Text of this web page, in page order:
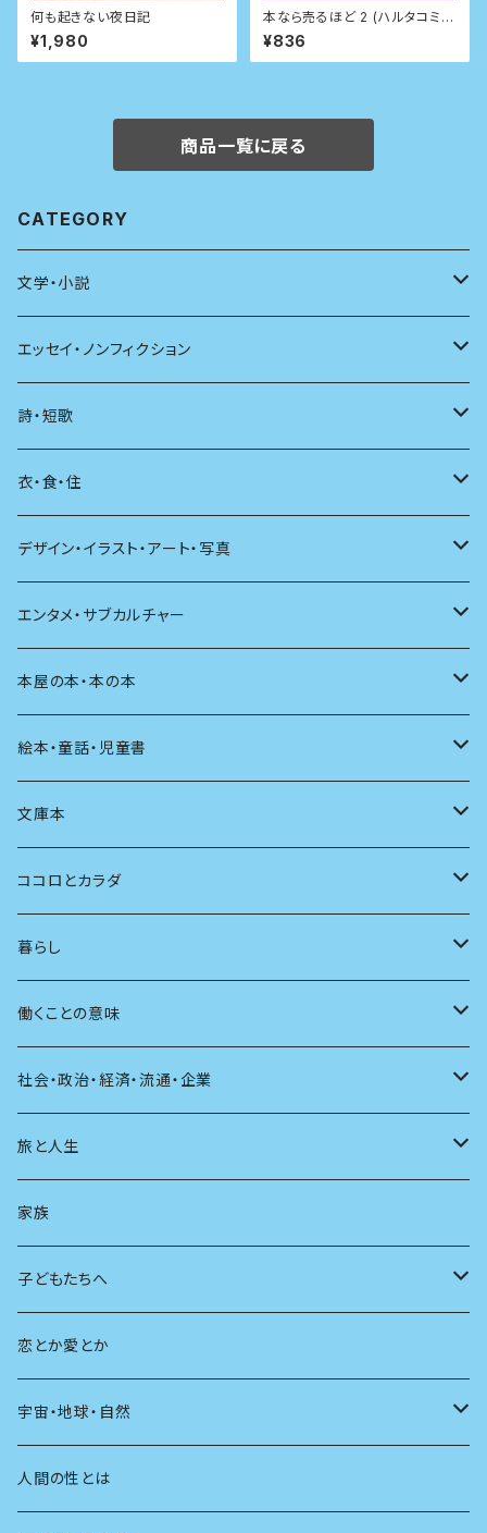
何も起きない夜日記
¥1,980
本なら売るほど 2 (ハルタコミッ
クス)
¥836
商品一覧に戻る
CATEGORY
文学・小説
日本
海外
日本語
文学理論
評論
文章術
エッセイ・ノンフィクション
エッセイ
日記
ノンフィクション
その他
評論
言葉
言語
批評
アンソロジー
自伝・伝記
詩・短歌
詩
短歌
その他
衣・食・住
着る
食べる
料理
発酵・麹
住う
その他
デザイン・イラスト・アート・写真
デザイン
イラスト
アート
写真
その他
インテリア
ファッション
建築
スポーツ
AIと社会
広告
エンタメ・サブカルチャー
映画
音楽
マンガ
テレビ
ラジオ
マガジン
その他
アニメ
日本の芸能
本屋の本・本の本
本屋さんの本
本の本
読書
絵本・童話・児童書
小さいお子さん向け
自分で読めるようになったら
大人も楽しい絵本
海外絵本
童話
その他
文庫本
男性作家
女性作家
その他
ココロとカラダ
フェミニズム
カウンセリング
人間関係
健康
暮らし
料理
育児
日常生活
学ぶ楽しみ
働くことの意味
仕事のヒント
社会・政治・経済・流通・企業
過去
現在
未来
旅と人生
旅
人生
家族
子どもたちへ
教育
友達
学校
恋とか愛とか
宇宙・地球・自然
動物
人間の性とは